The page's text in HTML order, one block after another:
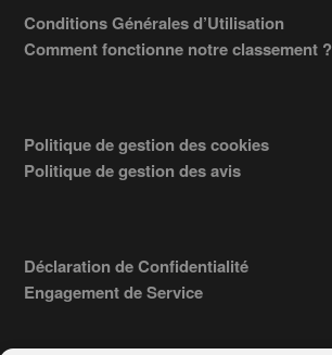
Conditions Générales d’Utilisation
Comment fonctionne notre classement ?
Politique de gestion des cookies
Politique de gestion des avis
Déclaration de Confidentialité
Engagement de Service